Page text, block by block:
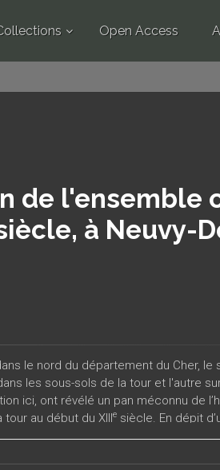
Open Access
de l'ensemble
à Neuvy-
le nord du département du Cher,
les sous-sols de la tour et l'autre
ici, ont révélé un pan méconnu de
au début du XIIIesiècle. En dépit
recueillies a largement